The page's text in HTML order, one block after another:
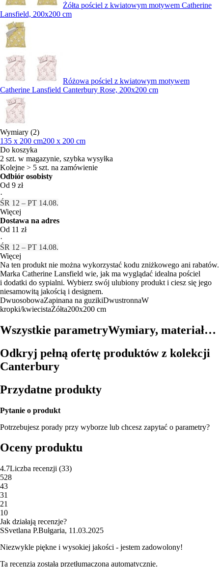
Żółta pościel z kwiatowym motywem Catherine
Lansfield, 200x200 cm
Różowa pościel z kwiatowym motywem
Catherine Lansfield Canterbury Rose, 200x200 cm
Wymiary (2)
135 x 200 cm200 x 200 cm
Do koszyka
2 szt. w magazynie, szybka wysyłka
Kolejne > 5 szt. na zamówienie
Odbiór osobisty
Od 9 zł
·
ŚR 12 – PT 14.08.
Więcej
Dostawa na adres
Od 11 zł
·
ŚR 12 – PT 14.08.
Więcej
Na ten produkt nie można wykorzystać kodu zniżkowego ani rabatów.
Marka Catherine Lansfield wie, jak ma wyglądać idealna pościel
i dodatki do sypialni. Wybierz swój ulubiony produkt i ciesz się jego
niesamowitą jakością i designem.
DwuosobowaZapinana na guzikiDwustronnaW
kropki/kwiecistaŻółta200x200 cm
Wszystkie parametryWymiary, materiał…
Odkryj pełną ofertę produktów z kolekcji
Canterbury
Przydatne produkty
Pytanie o produkt
Potrzebujesz porady przy wyborze lub chcesz zapytać o parametry?
Oceny produktu
4.7Liczba recenzji (33)
528
43
31
21
10
Jak działają recenzje?
SSvetlana P.Bułgaria, 11.03.2025
Niezwykle piękne i wysokiej jakości - jestem zadowolony!
Ta recenzja została przetłumaczona automatycznie.